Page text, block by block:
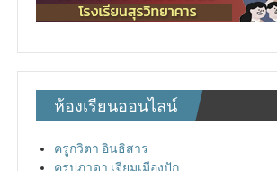
ห้องเรียนออนไลน์
ครูกวิตา อินธิสาร
ครูปภาดา เจียมเมืองปัก